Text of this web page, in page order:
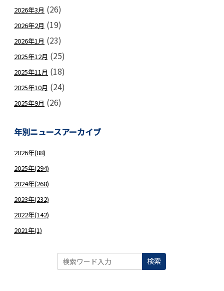
2026年3月 (26)
2026年2月 (19)
2026年1月 (23)
2025年12月 (25)
2025年11月 (18)
2025年10月 (24)
2025年9月 (26)
年別ニュースアーカイブ
2026年(88)
2025年(294)
2024年(268)
2023年(232)
2022年(142)
2021年(1)
検索